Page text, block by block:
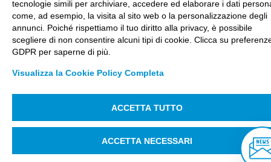
tecnologie simili per archiviare, accedere ed elaborare i dati
come, ad esempio, la visita al sito web o la personalizzazione degli
annunci. Poiché rispettiamo il tuo diritto alla privacy, è possibile
scegliere di non consentire alcuni tipi di cookie. Clicca su
GDPR per saperne di più.
Visualizza la Cookie Policy Completa
ACCETTA TUTTO
ACCETTA NECESSARI